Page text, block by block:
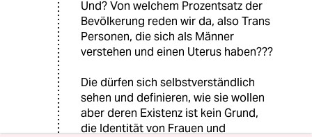
Und? Von welchem Prozentsatz der
Bevölkerung reden wir da, also Trans
Personen, die sich als Männer
verstehen und einen Uterus haben???
Die dürfen sich selbstverständlich
sehen und definieren, wie sie wollen
aber deren Existenz ist kein Grund,
die Identität von Frauen und